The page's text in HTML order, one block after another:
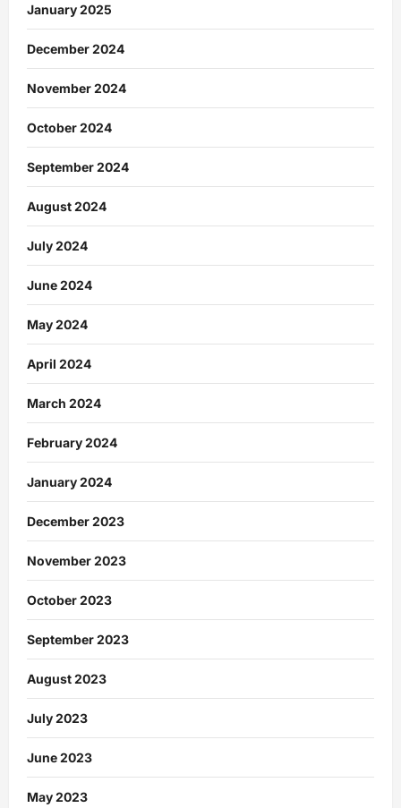
January 2025
December 2024
November 2024
October 2024
September 2024
August 2024
July 2024
June 2024
May 2024
April 2024
March 2024
February 2024
January 2024
December 2023
November 2023
October 2023
September 2023
August 2023
July 2023
June 2023
May 2023